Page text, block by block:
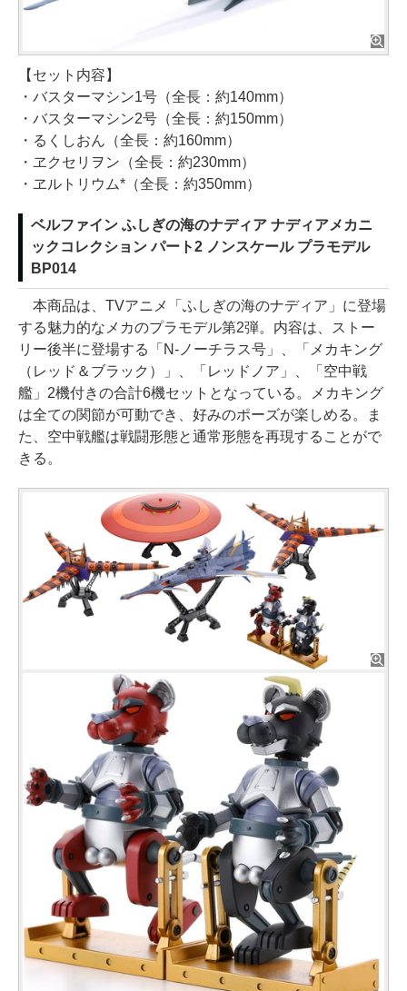
【セット内容】
・バスターマシン1号（全長：約140mm）
・バスターマシン2号（全長：約150mm）
・るくしおん（全長：約160mm）
・ヱクセリヲン（全長：約230mm）
・ヱルトリウム*（全長：約350mm）
ベルファイン ふしぎの海のナディア ナディアメカニ
ックコレクション パート2 ノンスケール プラモデル
BP014
本商品は、TVアニメ「ふしぎの海のナディア」に登場
する魅力的なメカのプラモデル第2弾。内容は、ストー
リー後半に登場する「N-ノーチラス号」、「メカキング
（レッド＆ブラック）」、「レッドノア」、「空中戦
艦」2機付きの合計6機セットとなっている。メカキング
は全ての関節が可動でき、好みのポーズが楽しめる。ま
た、空中戦艦は戦闘形態と通常形態を再現することがで
きる。